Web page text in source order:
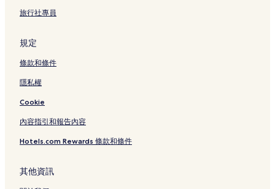
斗南順安宮附近的飯店
斗六市立圖書館附近的飯店
海清宮附近的飯店
斗六的設有停車場的飯店
旅行社專員
規定
條款和條件
隱私權
Cookie
內容指引和報告內容
Hotels.com Rewards 條款和條件
其他資訊